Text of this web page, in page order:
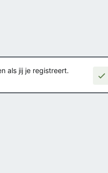
als jij je registreert.